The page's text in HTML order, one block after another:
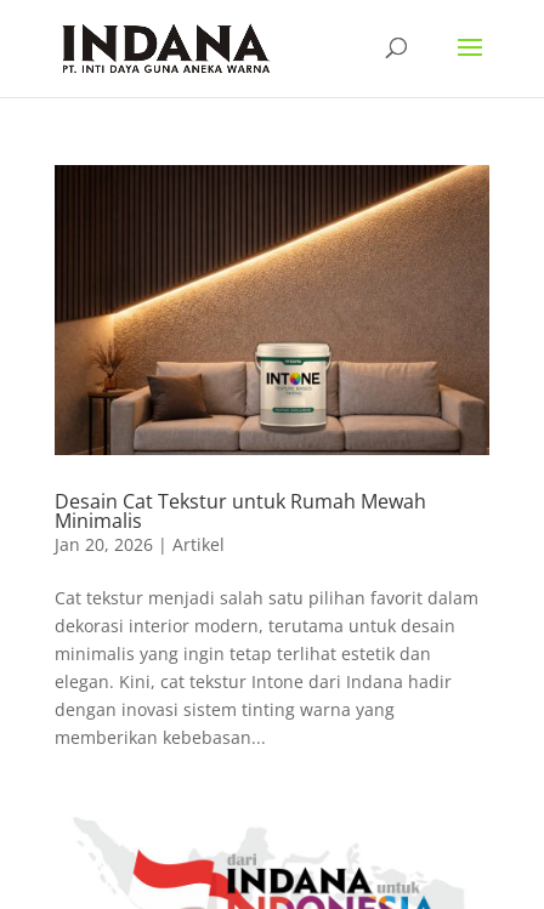
Desain Cat Tekstur untuk Rumah Mewah
Minimalis
Jan 20, 2026| Artikel
Cat tekstur menjadi salah satu pilihan favorit dalam
dekorasi interior modern, terutama untuk desain
minimalis yang ingin tetap terlihat estetik dan
elegan. Kini, cat tekstur Intone dari Indana hadir
dengan inovasi sistem tinting warna yang
memberikan kebebasan...